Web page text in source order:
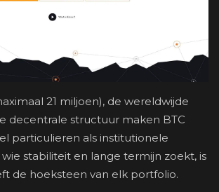
21 miljoen), de wereldwijde
decentrale structuur maken BTC
particulieren als institutionele
stabiliteit en lange termijn zoekt, is
de hoeksteen van elk portfolio.